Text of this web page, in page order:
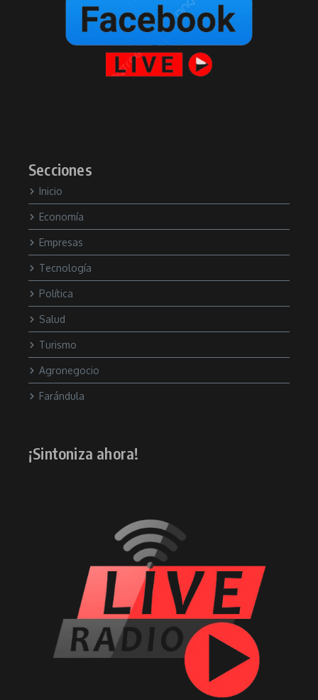
Secciones
Inicio
Economía
Empresas
Tecnología
Política
Salud
Turismo
Agronegocio
Farándula
¡Sintoniza ahora!